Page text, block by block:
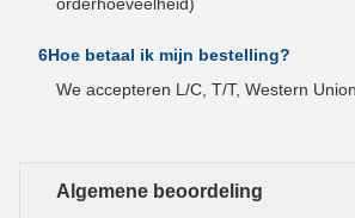
6Hoe betaal ik mijn bestelling?
We accepteren L/C, T/T, Western
Algemene beoordeling